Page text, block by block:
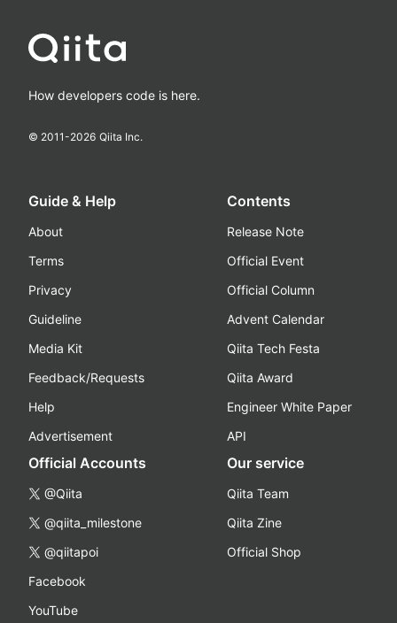
How developers code is here.
© 2011-2026 Qiita Inc.
Guide & Help
About
Terms
Privacy
Guideline
Media Kit
Feedback/Requests
Help
Advertisement
Contents
Release Note
Official Event
Official Column
Advent Calendar
Qiita Tech Festa
Qiita Award
Engineer White Paper
API
Official Accounts
@Qiita
@qiita_milestone
@qiitapoi
Facebook
YouTube
Our service
Qiita Team
Qiita Zine
Official Shop